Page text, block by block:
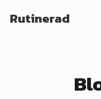
Rutinerad